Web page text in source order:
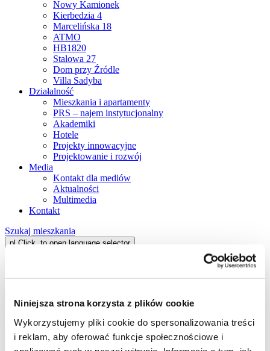
Niniejsza strona korzysta z plików cookie
Wykorzystujemy pliki cookie do spersonalizowania treści
i reklam, aby oferować funkcje społecznościowe i
Nowy Kamionek
Kierbedzia 4
Marcelińska 18
ATMO
HB1820
Stalowa 27
Dom przy Źródle
Villa Sadyba
Działalność
Mieszkania i apartamenty
PRS – najem instytucjonalny
Akademiki
Hotele
Projekty innowacyjne
Projektowanie i rozwój
Media
Kontakt dla mediów
Aktualności
Multimedia
Kontakt
Szukaj mieszkania
plClick, to open language selector
en